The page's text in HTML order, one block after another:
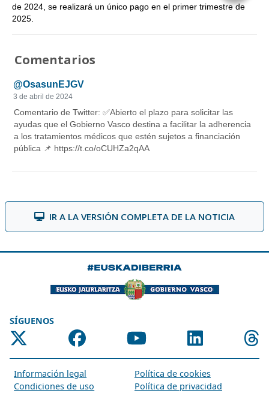
de 2024, se realizará un único pago en el primer trimestre de
2025.
Comentarios
IR A LA VERSIÓN COMPLETA DE LA NOTICIA
SÍGUENOS
Información legal
Política de cookies
Condiciones de uso
Política de privacidad